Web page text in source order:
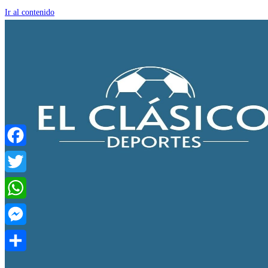
Ir al contenido
Facebook
Twitter
WhatsApp
Messenger